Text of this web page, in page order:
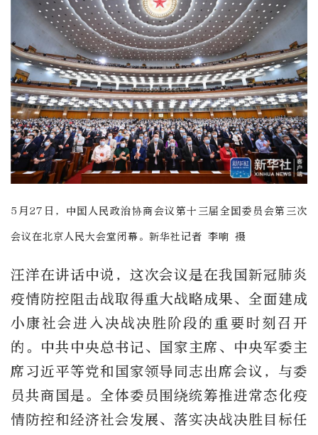
5月27日，中国人民政治协商会议第十三届全国委员会第三次
会议在北京人民大会堂闭幕。新华社记者 李响 摄
汪洋在讲话中说，这次会议是在我国新冠肺炎
疫情防控阻击战取得重大战略成果、全面建成
小康社会进入决战决胜阶段的重要时刻召开
的。中共中央总书记、国家主席、中央军委主
席习近平等党和国家领导同志出席会议，与委
员共商国是。全体委员围绕统筹推进常态化疫
情防控和经济社会发展、落实决战决胜目标任